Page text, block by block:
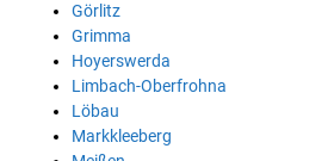
Görlitz
Grimma
Hoyerswerda
Limbach-Oberfrohna
Löbau
Markkleeberg